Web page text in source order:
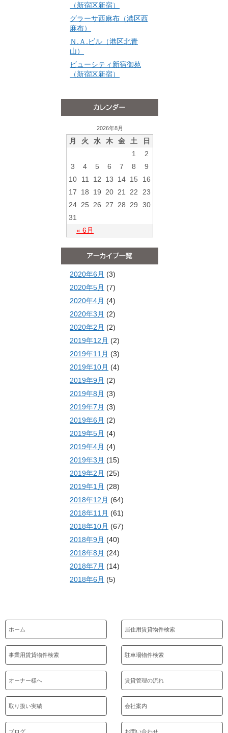
（新宿区新宿）
グラーサ西麻布（港区西
麻布）
Ｎ.Ａ.ビル（港区北青
山）
ビューシティ新宿御苑
（新宿区新宿）
2026年8月
月 火 水 木 金 土 日
« 6月
1
2
3
4 5 6 7 8
9
10
11 12 13 14 15
16
17
18 19 20 21 22
23
24 25 26 27 28 29
30
31
2020年6月 (3)
2020年5月 (7)
2020年4月 (4)
2020年3月 (2)
2020年2月 (2)
2019年12月 (2)
2019年11月 (3)
2019年10月 (4)
2019年9月 (2)
2019年8月 (3)
2019年7月 (3)
2019年6月 (2)
2019年5月 (4)
2019年4月 (4)
2019年3月 (15)
2019年2月 (25)
2019年1月 (28)
2018年12月 (64)
2018年11月 (61)
2018年10月 (67)
2018年9月 (40)
2018年8月 (24)
2018年7月 (14)
2018年6月 (5)
ホーム 居住用賃貸物件検索
事業用賃貸物件検索 駐車場物件検索
オーナー様へ 賃貸管理の流れ
取り扱い実績 会社案内
ブログ お問い合わせ